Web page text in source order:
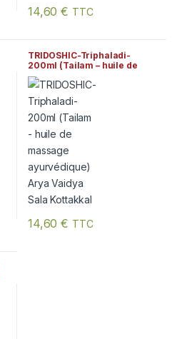
14,60€ TTC
TRIDOSHIC-Triphaladi-
200ml (Tailam – huile de
massage ayurvédique) Arya
Vaidya Sala Kottakkal
14,60€ TTC